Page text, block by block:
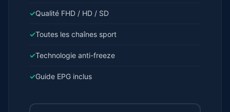
✓Qualité FHD / HD / SD
✓Toutes les chaînes sport
✓Technologie anti-freeze
✓Guide EPG inclus